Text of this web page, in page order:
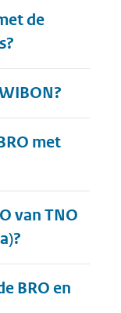
de
met
van TNO
BRO en